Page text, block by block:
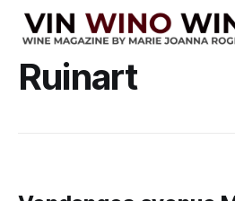
Ruinart